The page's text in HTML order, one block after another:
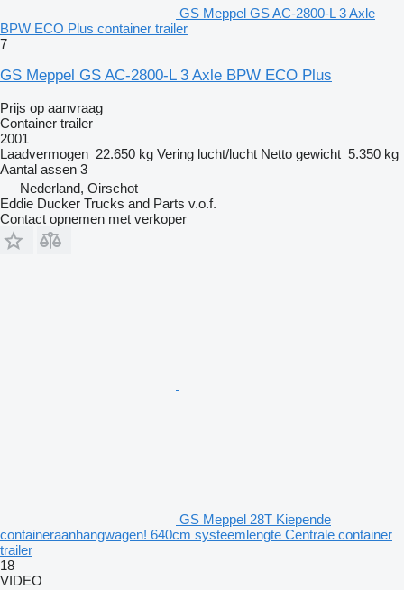
GS Meppel GS AC-2800-L 3 Axle
BPW ECO Plus container trailer
7
GS Meppel GS AC-2800-L 3 Axle BPW ECO Plus
Prijs op aanvraag
Container trailer
2001
Laadvermogen 22.650 kg Vering lucht/lucht Netto gewicht 5.350 kg
Aantal assen 3
Nederland, Oirschot
Eddie Ducker Trucks and Parts v.o.f.
Contact opnemen met verkoper
GS Meppel 28T Kiepende
containeraanhangwagen! 640cm systeemlengte Centrale container
trailer
18
VIDEO